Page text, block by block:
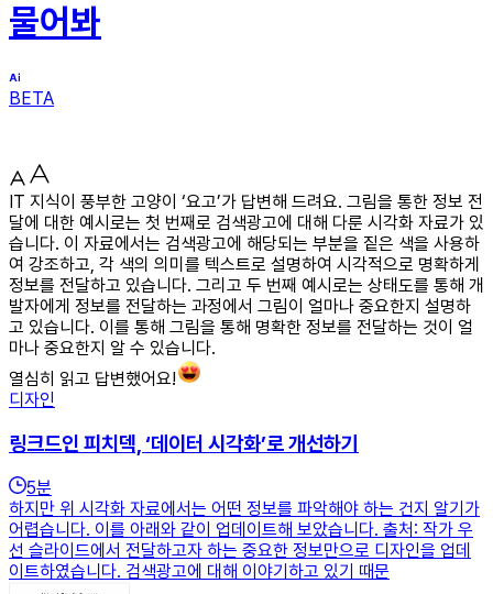
물어봐
BETA
IT 지식이 풍부한 고양이 ‘요고’가 답변해 드려요. 그림을 통한 정보 전
달에 대한 예시로는 첫 번째로 검색광고에 대해 다룬 시각화 자료가 있
습니다. 이 자료에서는 검색광고에 해당되는 부분을 짙은 색을 사용하
여 강조하고, 각 색의 의미를 텍스트로 설명하여 시각적으로 명확하게
정보를 전달하고 있습니다. 그리고 두 번째 예시로는 상태도를 통해 개
발자에게 정보를 전달하는 과정에서 그림이 얼마나 중요한지 설명하
고 있습니다. 이를 통해 그림을 통해 명확한 정보를 전달하는 것이 얼
마나 중요한지 알 수 있습니다.
열심히 읽고 답변했어요!
디자인
링크드인 피치덱, ‘데이터 시각화’로 개선하기
5분
하지만 위 시각화 자료에서는 어떤 정보를 파악해야 하는 건지 알기가
어렵습니다. 이를 아래와 같이 업데이트해 보았습니다. 출처: 작가 우
선 슬라이드에서 전달하고자 하는 중요한 정보만으로 디자인을 업데
이트하였습니다. 검색광고에 대해 이야기하고 있기 때문